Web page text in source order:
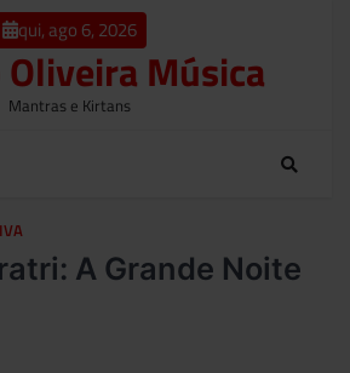
qui, ago 6, 2026
Música
Mantras e Kirtans
A Grande Noite